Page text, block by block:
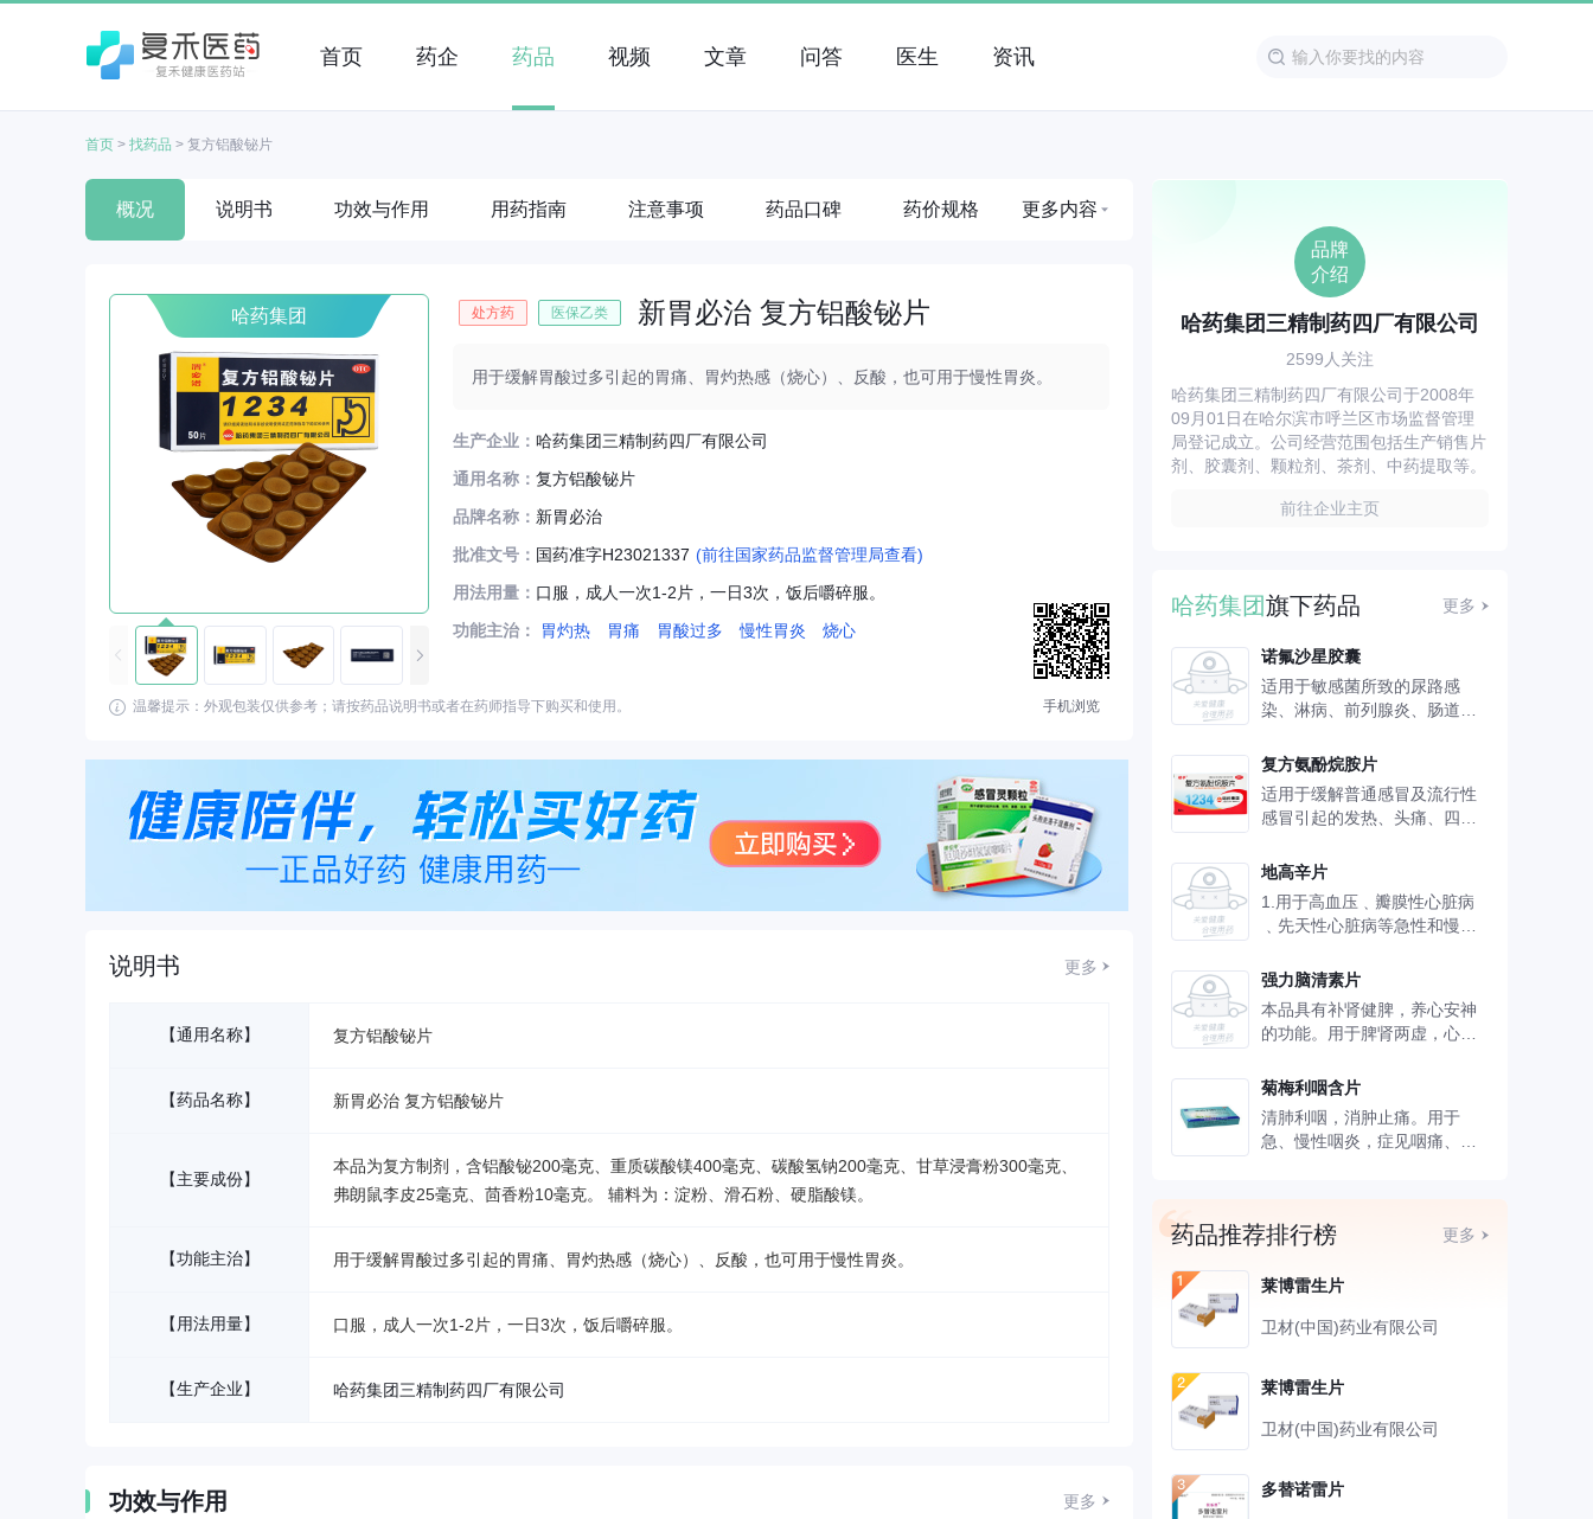
首页 药企 药品 视频 文章 问答 医生 资讯
首页 > 找药品 > 复方铝酸铋片
概况 说明书 功效与作用 用药指南 注意事项 药品口碑 药价规格 更多内容
哈药集团 处方药 医保乙类 新胃必治 复方铝酸铋片
用于缓解胃酸过多引起的胃痛、胃灼热感（烧心）、反酸，也可用于慢性胃炎。
生产企业： 哈药集团三精制药四厂有限公司
通用名称： 复方铝酸铋片
品牌名称： 新胃必治
批准文号： 国药准字H23021337 (前往国家药品监督管理局查看)
用法用量： 口服，成人一次1-2片，一日3次，饭后嚼碎服。
功能主治：
胃灼热 胃痛 胃酸过多 慢性胃炎 烧心
手机浏览
温馨提示：外观包装仅供参考；请按药品说明书或者在药师指导下购买和使用。
说明书 更多
【通用名称】 复方铝酸铋片
【药品名称】 新胃必治 复方铝酸铋片
【主要成份】
本品为复方制剂，含铝酸铋200毫克、重质碳酸镁400毫克、碳酸氢钠200毫克、甘草浸膏粉300毫克、
弗朗鼠李皮25毫克、茴香粉10毫克。 辅料为：淀粉、滑石粉、硬脂酸镁。
【功能主治】 用于缓解胃酸过多引起的胃痛、胃灼热感（烧心）、反酸，也可用于慢性胃炎。
【用法用量】 口服，成人一次1-2片，一日3次，饭后嚼碎服。
【生产企业】 哈药集团三精制药四厂有限公司
功效与作用
更多
品牌
介绍
哈药集团三精制药四厂有限公司
2599人关注
哈药集团三精制药四厂有限公司于2008年
09月01日在哈尔滨市呼兰区市场监督管理
局登记成立。公司经营范围包括生产销售片
剂、胶囊剂、颗粒剂、茶剂、中药提取等。
前往企业主页
哈药集团旗下药品 更多
诺氟沙星胶囊
适用于敏感菌所致的尿路感
染、淋病、前列腺炎、肠道感
复方氨酚烷胺片
适用于缓解普通感冒及流行性
感冒引起的发热、头痛、四肢
塞、咽痛等症状。
地高辛片
1.用于高血压﹑瓣膜性心脏病
﹑先天性心脏病等急性和慢性
快速心室率的心房颤动的心功
肌严重缺血﹑活动性心肌炎及
心外因素如严重贫血﹑甲状腺
心功能不全疗效差;
2.用于控制伴有快速心室率的
心房颤动﹑心房扑动患者的心
强力脑清素片
本品具有补肾健脾，养心安神
的功能。用于脾肾两虚，心神
振，神疲乏力，尿频阳痿等病
性功能衰退及妇女更年期综合
症等。
菊梅利咽含片
清肺利咽，消肿止痛。用于
急、慢性咽炎，症见咽痛、咽
药品推荐排行榜 更多
莱博雷生片
卫材(中国)药业有限公司
莱博雷生片
卫材(中国)药业有限公司
多替诺雷片